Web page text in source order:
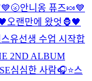
🌝안니옹 퓨즈🍬💙
오랜만에 왔엇🦍🖤
스유선생 수업 시작합
2ND ALBUM
심심한 사람🎧⭐️스